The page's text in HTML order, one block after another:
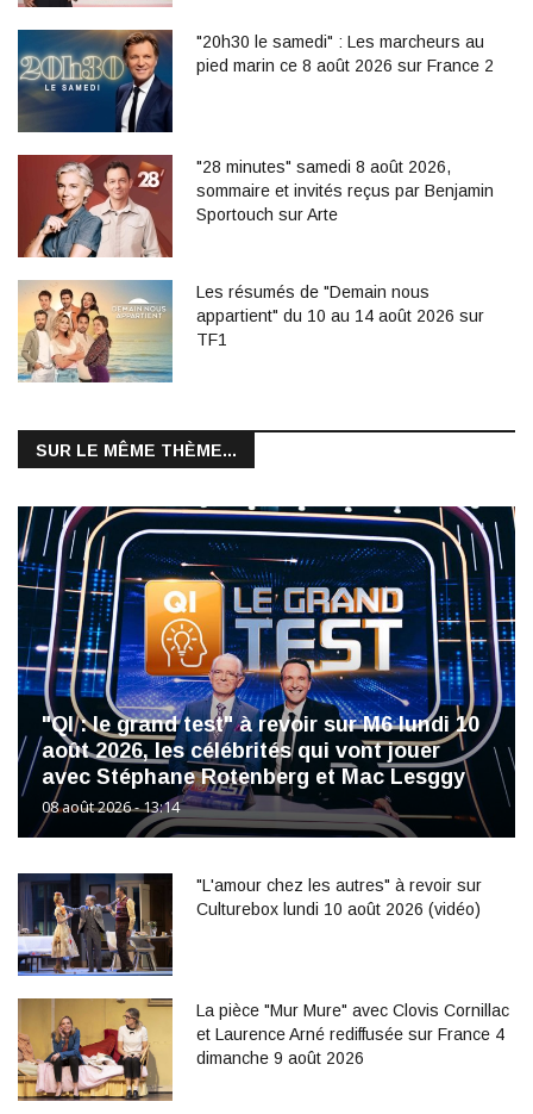
"20h30 le samedi" : Les marcheurs au
pied marin ce 8 août 2026 sur France 2
"28 minutes" samedi 8 août 2026,
sommaire et invités reçus par Benjamin
Sportouch sur Arte
Les résumés de "Demain nous
appartient" du 10 au 14 août 2026 sur
TF1
SUR LE MÊME THÈME...
"QI : le grand test" à revoir sur M6 lundi 10
août 2026, les célébrités qui vont jouer
avec Stéphane Rotenberg et Mac Lesggy
08 août 2026 - 13:14
"L'amour chez les autres" à revoir sur
Culturebox lundi 10 août 2026 (vidéo)
La pièce "Mur Mure" avec Clovis Cornillac
et Laurence Arné rediffusée sur France 4
dimanche 9 août 2026